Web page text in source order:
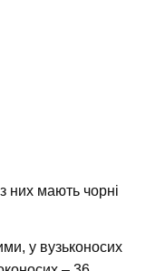
них мають чорні
у вузьконосих